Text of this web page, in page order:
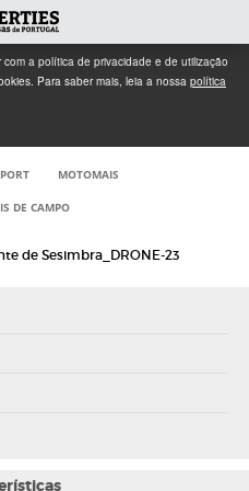
a política de privacidade e de utilização
Para saber mais, leia a nossa política
MOTOMAIS
DE CAMPO
de Sesimbra_DRONE-23